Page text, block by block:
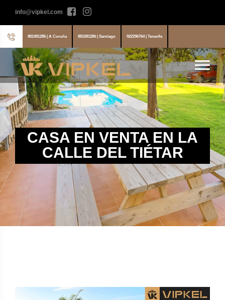
info@vipkel.com
881081286 | A Coruña 881081286 | Santiago 922296764 | Tenerife
CASA EN VENTA EN LA
CALLE DEL TIÉTAR